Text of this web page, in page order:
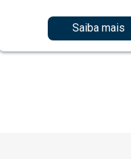
Saiba mais